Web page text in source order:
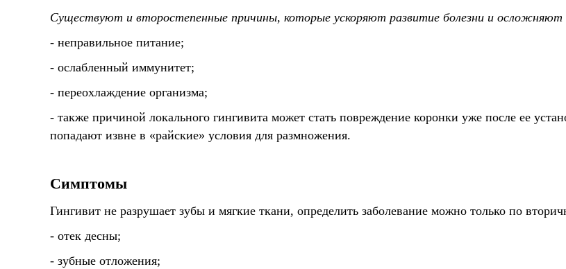
Существуют и второстепенные причины, которые ускоряют развитие болезни и осложняют
- неправильное питание;
- ослабленный иммунитет;
- переохлаждение организма;
- также причиной локального гингивита может стать повреждение коронки уже после ее
попадают извне в «райские» условия для размножения.
Симптомы
Гингивит не разрушает зубы и мягкие ткани, определить заболевание можно только по
- отек десны;
- зубные отложения;